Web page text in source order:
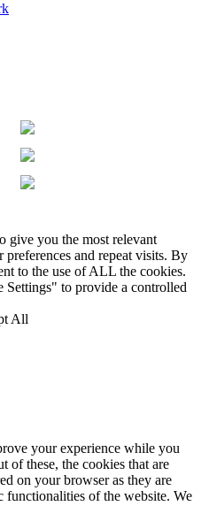
give you the most relevant
and repeat visits. By
to the use of ALL the cookies.
to provide a controlled
All
your experience while you
of these, the cookies that are
on your browser as they are
functionalities of the website. We